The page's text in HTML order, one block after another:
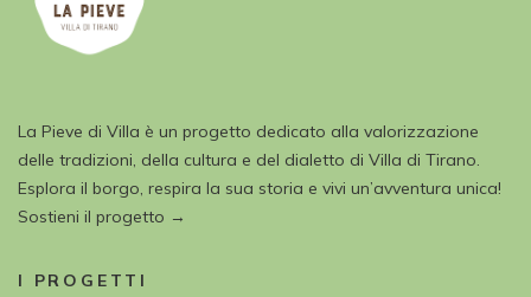
La Pieve di Villa è un progetto dedicato alla valorizzazione
delle tradizioni, della cultura e del dialetto di Villa di Tirano.
Esplora il borgo, respira la sua storia e vivi un’avventura unica!
Sostieni il progetto →
I PROGETTI